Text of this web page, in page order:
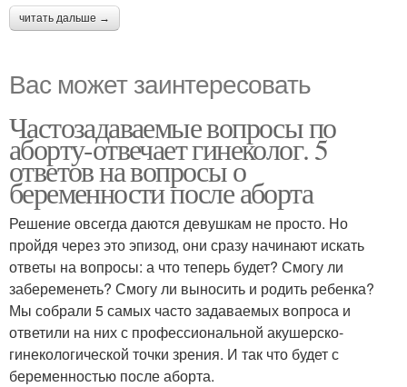
читать дальше →
Вас может заинтересовать
Частозадаваемые вопросы по
аборту-отвечает гинеколог. 5
ответов на вопросы о
беременности после аборта
Решение овсегда даются девушкам не просто. Но
пройдя через это эпизод, они сразу начинают искать
ответы на вопросы: а что теперь будет? Смогу ли
забеременеть? Смогу ли выносить и родить ребенка?
Мы собрали 5 самых часто задаваемых вопроса и
ответили на них с профессиональной акушерско-
гинекологической точки зрения. И так что будет с
беременностью после аборта.